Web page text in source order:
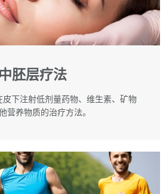
中胚层疗法
皮下注射低剂量药物、维生素、矿物
营养物质的治疗方法。